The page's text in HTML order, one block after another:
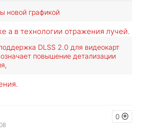
новой графикой
а в технологии отражения лучей.
DLSS 2.0 для видеокарт
повышение детализации
0